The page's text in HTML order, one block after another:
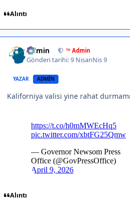
Alıntı
Admin ™ Admin
Gönderi tarihi:9 NisanNis 9
YAZAR ADMIN
Kaliforniya valisi yine rahat
Alıntı